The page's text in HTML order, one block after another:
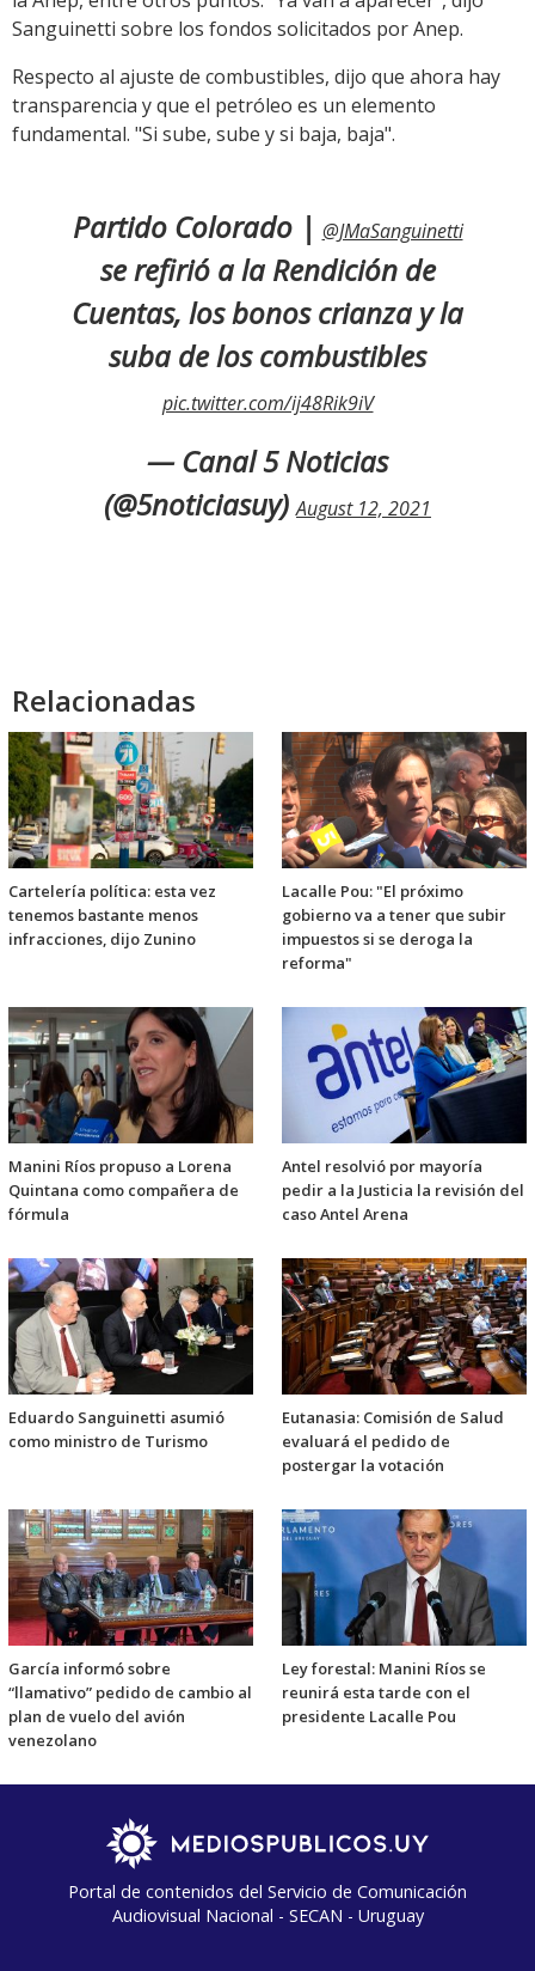
Sanguinetti sobre los fondos solicitados por Anep.
Respecto al ajuste de combustibles, dijo que ahora hay
transparencia y que el petróleo es un elemento
fundamental. "Si sube, sube y si baja, baja".
Partido Colorado | @JMaSanguinetti
se refirió a la Rendición de
Cuentas, los bonos crianza y la
suba de los combustibles
pic.twitter.com/ij48Rik9iV
— Canal 5 Noticias
(@5noticiasuy)August 12, 2021
Relacionadas
Cartelería política: esta vez
tenemos bastante menos
infracciones, dijo Zunino
Lacalle Pou: "El próximo
gobierno va a tener que subir
impuestos si se deroga la
reforma"
Manini Ríos propuso a Lorena
Quintana como compañera de
fórmula
Antel resolvió por mayoría
pedir a la Justicia la revisión del
caso Antel Arena
Eduardo Sanguinetti asumió
como ministro de Turismo
Eutanasia: Comisión de Salud
evaluará el pedido de
postergar la votación
García informó sobre
“llamativo” pedido de cambio al
plan de vuelo del avión
venezolano
Ley forestal: Manini Ríos se
reunirá esta tarde con el
presidente Lacalle Pou
Portal de contenidos del Servicio de Comunicación
Audiovisual Nacional - SECAN - Uruguay